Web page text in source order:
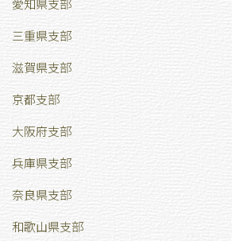
三重県支部
滋賀県支部
京都支部
大阪府支部
兵庫県支部
奈良県支部
和歌山県支部